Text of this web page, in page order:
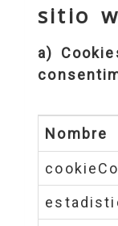
sitio
a)
Nombre